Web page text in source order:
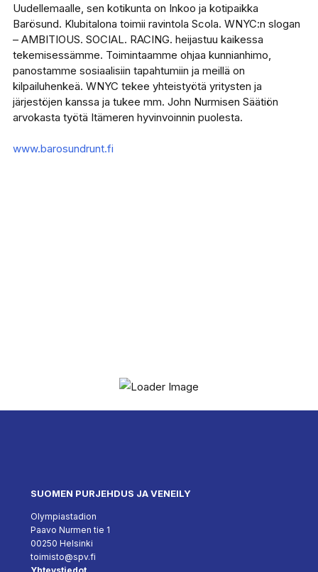
Uudellemaalle, sen kotikunta on Inkoo ja kotipaikka
Barösund. Klubitalona toimii ravintola Scola. WNYC:n slogan
– AMBITIOUS. SOCIAL. RACING. heijastuu kaikessa
tekemisessämme. Toimintaamme ohjaa kunnianhimo,
panostamme sosiaalisiin tapahtumiin ja meillä on
kilpailuhenkeä. WNYC tekee yhteistyötä yritysten ja
järjestöjen kanssa ja tukee mm. John Nurmisen Säätiön
arvokasta työtä Itämeren hyvinvoinnin puolesta.
www.barosundrunt.fi
SUOMEN PURJEHDUS JA VENEILY
Olympiastadion
Paavo Nurmen tie 1
00250 Helsinki
toimisto@spv.fi